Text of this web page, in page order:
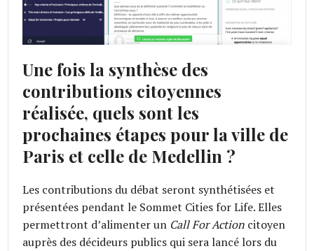
Une fois la synthèse des
contributions citoyennes
réalisée, quels sont les
prochaines étapes pour la ville de
Paris et celle de Medellin ?
Les contributions du débat seront synthétisées et
présentées pendant le Sommet Cities for Life. Elles
permettront d’alimenter un Call For Action citoyen
auprès des décideurs publics qui sera lancé lors du